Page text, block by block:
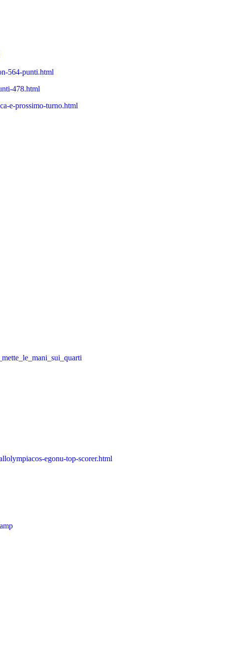
564-punti.html
478.html
e-prossimo-turno.html
egonu-top-scorer.html